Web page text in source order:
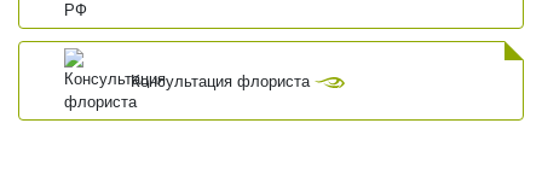
Консультация флориста